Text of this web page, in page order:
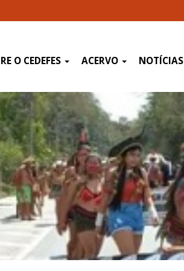
O CEDEFES ACERVO NOTÍCIAS